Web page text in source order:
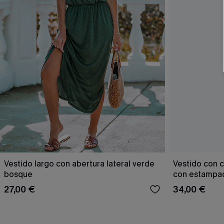
Vestido largo con abertura lateral verde
bosque
27,00 €
Vestido con
con
34,00 €